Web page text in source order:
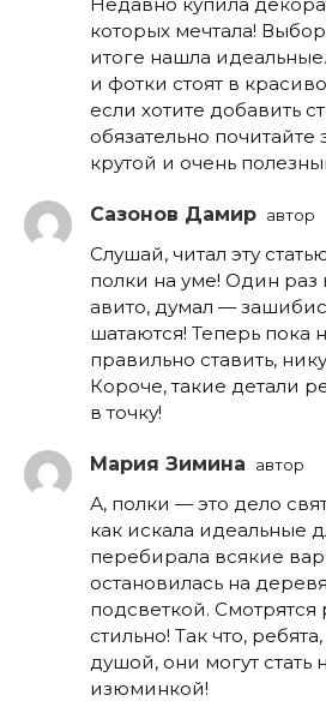
которых мечтала!
итоге нашла
и фотки стоят в
если хотите добавить
обязательно почитайте
крутой и очень
Сазонов Дамир автор
Слушай, читал эту
полки на уме! Один раз
авито, думал —
шатаются! Теперь пока
правильно ставить,
Короче, такие детали
в точку!
Мария Зимина автор
А, полки — это дело
как искала идеальные
перебирала всякие
остановилась на
подсветкой. Смотрятся
стильно! Так что,
душой, они могут стать
изюминкой!